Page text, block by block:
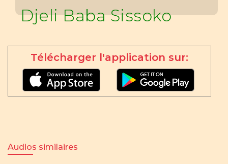
Djeli Baba Sissoko
Télécharger l'application sur:
Audios similaires